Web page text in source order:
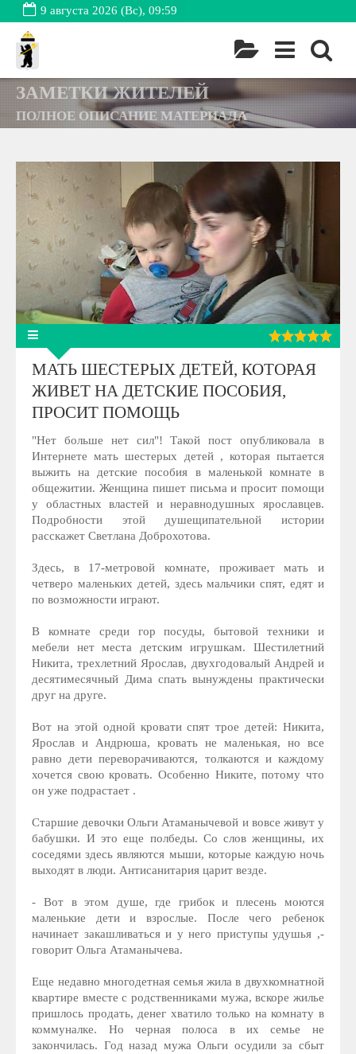
9 августа 2026 (Вс), 09:59
ЗАМЕТКИ ЖИТЕЛЕЙ
ПОЛНОЕ ОПИСАНИЕ МАТЕРИАЛА
МАТЬ ШЕСТЕРЫХ ДЕТЕЙ, КОТОРАЯ
ЖИВЕТ НА ДЕТСКИЕ ПОСОБИЯ,
ПРОСИТ ПОМОЩЬ
"Нет больше нет сил"! Такой пост опубликовала в
Интернете мать шестерых детей , которая пытается
выжить на детские пособия в маленькой комнате в
общежитии. Женщина пишет письма и просит помощи
у областных властей и неравнодушных ярославцев.
Подробности этой душещипательной истории
расскажет Светлана Доброхотова.
Здесь, в 17-метровой комнате, проживает мать и
четверо маленьких детей, здесь мальчики спят, едят и
по возможности играют.
В комнате среди гор посуды, бытовой техники и
мебели нет места детским игрушкам. Шестилетний
Никита, трехлетний Ярослав, двухгодовалый Андрей и
десятимесячный Дима спать вынуждены практически
друг на друге.
Вот на этой одной кровати спят трое детей: Никита,
Ярослав и Андрюша, кровать не маленькая, но все
равно дети переворачиваются, толкаются и каждому
хочется свою кровать. Особенно Никите, потому что
он уже подрастает .
Старшие девочки Ольги Атаманычевой и вовсе живут у
бабушки. И это еще полбеды. Со слов женщины, их
соседями здесь являются мыши, которые каждую ночь
выходят в люди. Антисанитария царит везде.
- Вот в этом душе, где грибок и плесень моются
маленькие дети и взрослые. После чего ребенок
начинает закашливаться и у него приступы удушья ,-
говорит Ольга Атаманычева.
Еще недавно многодетная семья жила в двухкомнатной
квартире вместе с родственниками мужа, вскоре жилье
пришлось продать, денег хватило только на комнату в
коммуналке. Но черная полоса в их семье не
закончилась. Год назад мужа Ольги осудили за сбыт